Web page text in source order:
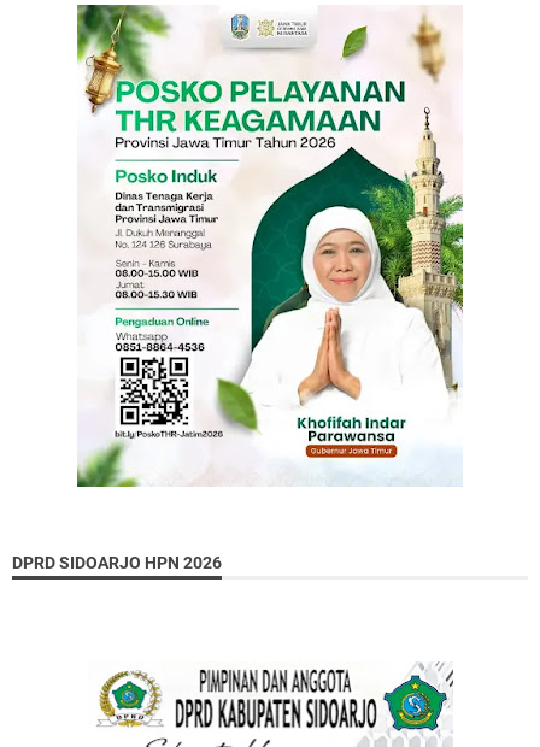
DPRD SIDOARJO HPN 2026